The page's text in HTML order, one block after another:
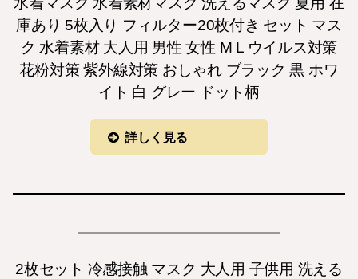
庫あり 5枚入り フィルター20枚付き セット マス
ク 水着素材 大人用 男性 女性 M L ウイルス対策
花粉対策 紫外線対策 おしゃれ ブラック 黒 ホワ
イト 白 グレー ドット柄
詳しく見る
2枚セット 冷感接触 マスク 大人用 子供用 洗える